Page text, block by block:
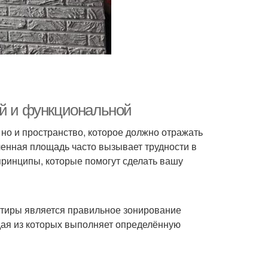
и функциональной
и пространство, которое должно отражать
площадь часто вызывает трудности в
которые помогут сделать вашу
является правильное зонирование
из которых выполняет определённую